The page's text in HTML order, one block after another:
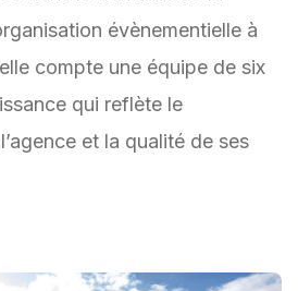
évènementielle à
compte une équipe de six
qui reflète le
et la qualité de ses